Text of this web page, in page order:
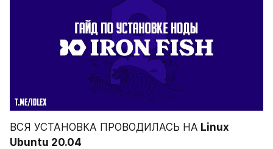
ВСЯ УСТАНОВКА ПРОВОДИЛАСЬ НА Linux
Ubuntu 20.04